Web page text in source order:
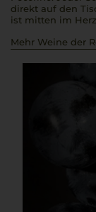
direkt auf den
ist mitten im
Mehr Weine der